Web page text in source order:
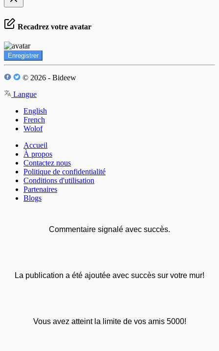
Recadrez votre avatar
Enregistrer
© 2026 - Bideew
Langue
English
French
Wolof
Accueil
À propos
Contactez nous
Politique de confidentialité
Conditions d'utilisation
Partenaires
Blogs
Commentaire signalé avec succès.
La publication a été ajoutée avec succès sur votre mur!
Vous avez atteint la limite de vos amis 5000!